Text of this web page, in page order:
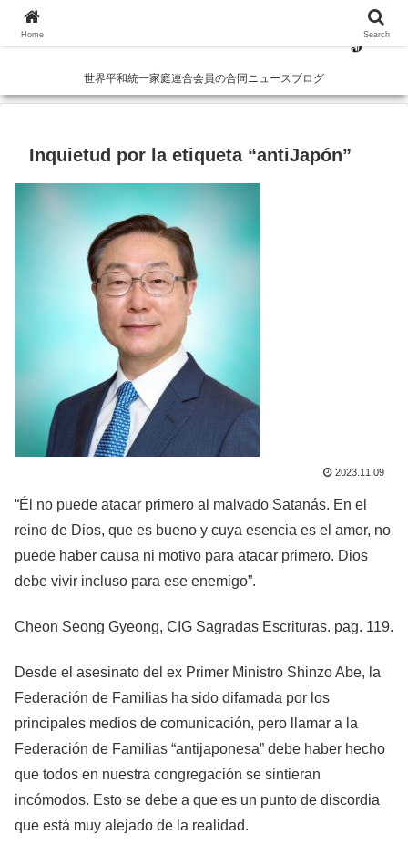
世界平和統一家庭連合会員の合同ニュースブログ
Inquietud por la etiqueta “antiJapón”
2023.11.09
“Él no puede atacar primero al malvado Satanás. En el
reino de Dios, que es bueno y cuya esencia es el amor, no
puede haber causa ni motivo para atacar primero. Dios
debe vivir incluso para ese enemigo”.
Cheon Seong Gyeong, CIG Sagradas Escrituras. pag. 119.
Desde el asesinato del ex Primer Ministro Shinzo Abe, la
Federación de Familias ha sido difamada por los
principales medios de comunicación, pero llamar a la
Federación de Familias “antijaponesa” debe haber hecho
que todos en nuestra congregación se sintieran
incómodos. Esto se debe a que es un punto de discordia
que está muy alejado de la realidad.
Home Search